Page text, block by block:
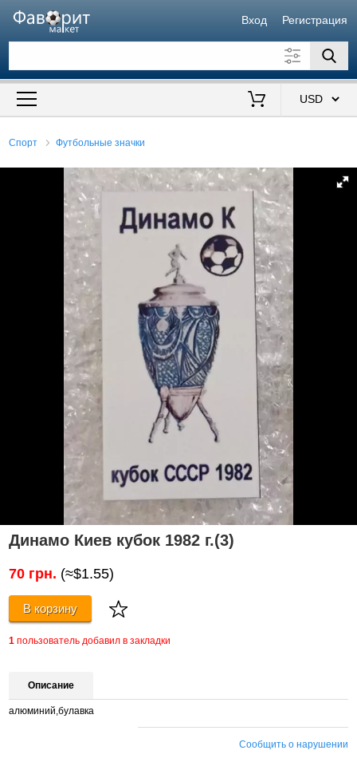
Вход Регистрация
Искать также в описании
Спорт Футбольные значки
Динамо Киев кубок 1982 г.(3)
70 грн. (≈$1.55)
В корзину
1 пользователь добавил в закладки
Описание
алюминий,булавка
Сообщить о нарушении